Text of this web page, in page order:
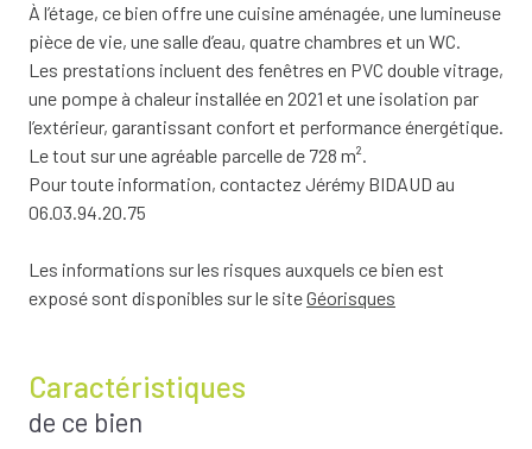
À l’étage, ce bien offre une cuisine aménagée, une lumineuse
pièce de vie, une salle d’eau, quatre chambres et un WC.
Les prestations incluent des fenêtres en PVC double vitrage,
une pompe à chaleur installée en 2021 et une isolation par
l’extérieur, garantissant confort et performance énergétique.
Le tout sur une agréable parcelle de 728 m².
Pour toute information, contactez Jérémy BIDAUD au
06.03.94.20.75
Les informations sur les risques auxquels ce bien est
exposé sont disponibles sur le siteGéorisques
Caractéristiques
de ce bien